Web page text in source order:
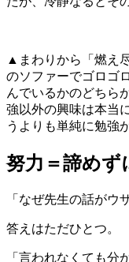
▲まわりから「燃え
のソファーでゴロゴ
んでいるかのどちら
強以外の興味は本当
うよりも単純に勉強
努力＝諦めず
「なぜ先生の話がウ
答えはただひとつ。
「言われなくても分